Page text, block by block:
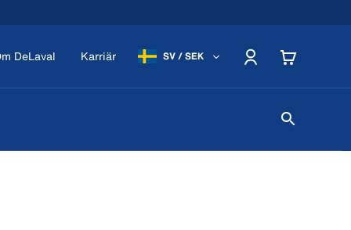
DeLaval Karriär SV / SEK